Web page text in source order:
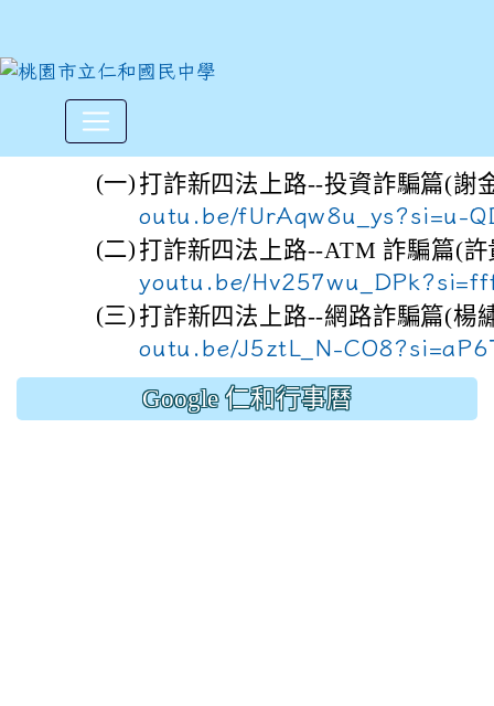
打詐新四法宣導影片
(一) 打詐新四法上路--投資詐騙篇(謝
outu.be/fUrAqw8u_ys?si=u-
(二) 打詐新四法上路--ATM 詐騙篇(
youtu.be/
(三) 打詐新四法上路--網路詐騙篇(楊
outu.be/J5ztL_N-
Google 仁和行事曆